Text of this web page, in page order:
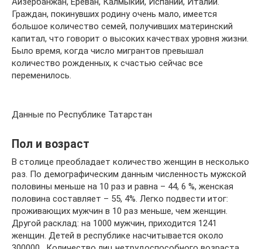
Граждан, покинувших родину очень мало, имеется
большое количество семей, получивших материнский
капитал, что говорит о высоких качествах уровня жизни.
Было время, когда число мигрантов превышал
количество рожденных, к счастью сейчас все
переменилось.
Данные по Республике Татарстан
Пол и возраст
В столице преобладает количество женщин в несколько
раз. По демографическим данным численность мужской
половины меньше на 10 раз и равна – 44, 6 %, женская
половина составляет – 55, 4%. Легко подвести итог:
проживающих мужчин в 10 раз меньше, чем женщин.
Другой расклад: на 1000 мужчин, приходится 1241
женщин. Детей в республике насчитывается около